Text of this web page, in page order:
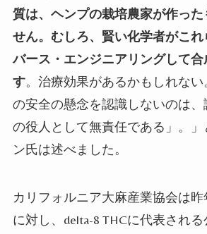
質は、ヘンプの栽培農家が作った
せん。むしろ、賢い化学者がこれ
バース・エンジニアリングして
す。治療効果があるかもしれな
の安全の懸念を認識しないのは、
の役人として無責任である」。
ン氏は述べました。
カリフォルニア大麻産業協会は
に対し、 delta-8 THCに代表され